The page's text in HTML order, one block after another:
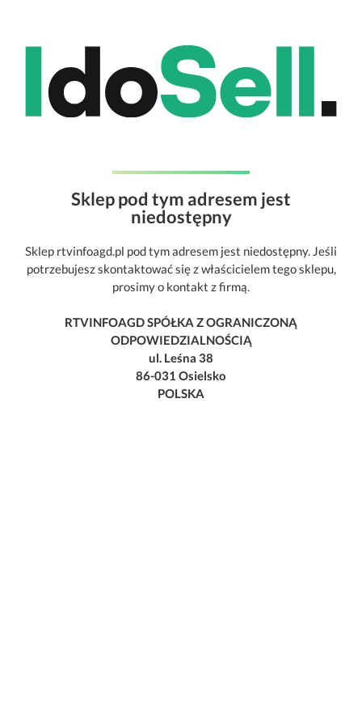
Sklep pod tym adresem jest
niedostępny
Sklep rtvinfoagd.pl pod tym adresem jest niedostępny. Jeśli
potrzebujesz skontaktować się z właścicielem tego sklepu,
prosimy o kontakt z firmą.
RTVINFOAGD SPÓŁKA Z OGRANICZONĄ
ODPOWIEDZIALNOŚCIĄ
ul. Leśna 38
86-031 Osielsko
POLSKA